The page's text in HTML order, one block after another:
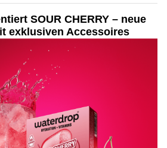
SOUR CHERRY – neue
exklusiven Accessoires